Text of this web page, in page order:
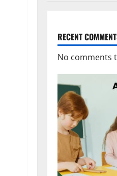
RECENT
No comments